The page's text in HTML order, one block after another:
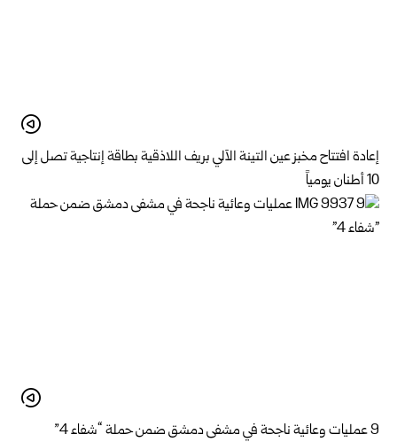
إعادة افتتاح مخبز عين التينة الآلي بريف اللاذقية بطاقة إنتاجية تصل إلى
10 أطنان يومياً
9 عمليات وعائية ناجحة في مشفى دمشق ضمن حملة “شفاء 4”